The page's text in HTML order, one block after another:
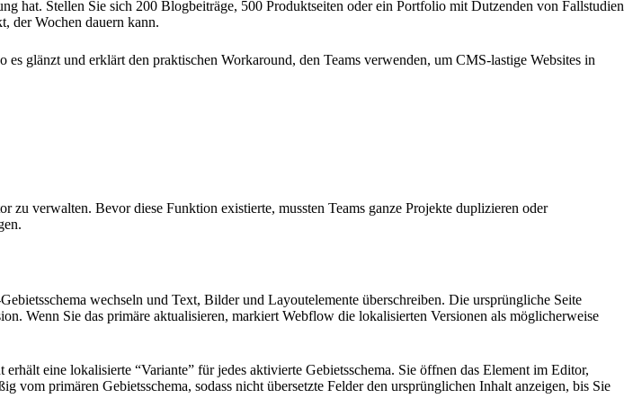
hat. Stellen Sie sich 200 Blogbeiträge, 500 Produktseiten oder ein Portfolio mit Dutzenden von Fallstudien
der Wochen dauern kann.
glänzt und erklärt den praktischen Workaround, den Teams verwenden, um CMS-lastige Websites in
verwalten. Bevor diese Funktion existierte, mussten Teams ganze Projekte duplizieren oder
wechseln und Text, Bilder und Layoutelemente überschreiben. Die ursprüngliche Seite
Wenn Sie das primäre aktualisieren, markiert Webflow die lokalisierten Versionen als möglicherweise
eine lokalisierte “Variante” für jedes aktivierte Gebietsschema. Sie öffnen das Element im Editor,
vom primären Gebietsschema, sodass nicht übersetzte Felder den ursprünglichen Inhalt anzeigen, bis Sie